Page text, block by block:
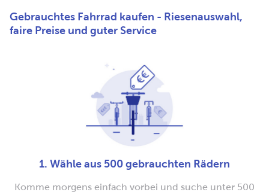
Gebrauchtes Fahrrad kaufen - Riesenauswahl,
faire Preise und guter Service
1. Wähle aus 500 gebrauchten Rädern
Komme morgens einfach vorbei und suche unter 500